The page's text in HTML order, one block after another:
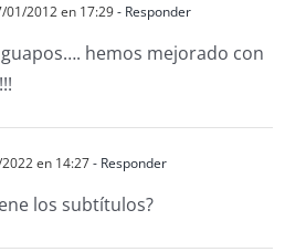
01/2012 en 17:29- Responder
hemos mejorado con
en 14:27- Responder
los subtítulos?